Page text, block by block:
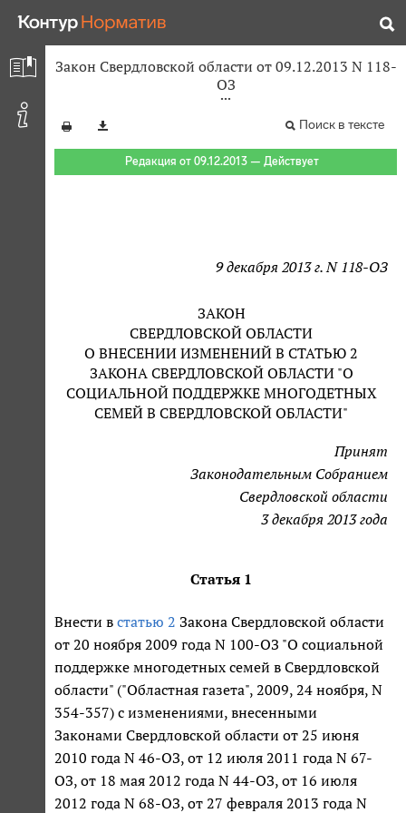
Закон Свердловской области от 09.12.2013 N 118-
ОЗ
Поиск в тексте
Редакция от 09.12.2013 — Действует
9 декабря 2013 г. N 118-ОЗ
ЗАКОН
СВЕРДЛОВСКОЙ ОБЛАСТИ
О ВНЕСЕНИИ ИЗМЕНЕНИЙ В СТАТЬЮ 2
ЗАКОНА СВЕРДЛОВСКОЙ ОБЛАСТИ "О
СОЦИАЛЬНОЙ ПОДДЕРЖКЕ МНОГОДЕТНЫХ
СЕМЕЙ В СВЕРДЛОВСКОЙ ОБЛАСТИ"
Принят
Законодательным Собранием
Свердловской области
3 декабря 2013 года
Статья 1
Внести в статью 2 Закона Свердловской области
от 20 ноября 2009 года N 100-ОЗ "О социальной
поддержке многодетных семей в Свердловской
области" ("Областная газета", 2009, 24 ноября, N
354-357) с изменениями, внесенными
Законами Свердловской области от 25 июня
2010 года N 46-ОЗ, от 12 июля 2011 года N 67-
ОЗ, от 18 мая 2012 года N 44-ОЗ, от 16 июля
2012 года N 68-ОЗ, от 27 февраля 2013 года N